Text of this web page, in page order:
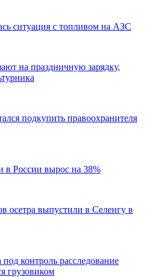
ситуация с топливом на АЗС
на праздничную зарядку,
подкупить правоохранителя
в России вырос на 38%
осетра выпустили в Селенгу в
контроль расследование
грузовиком